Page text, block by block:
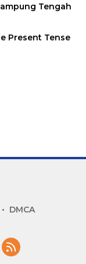
Tengah
Present Tense
DMCA